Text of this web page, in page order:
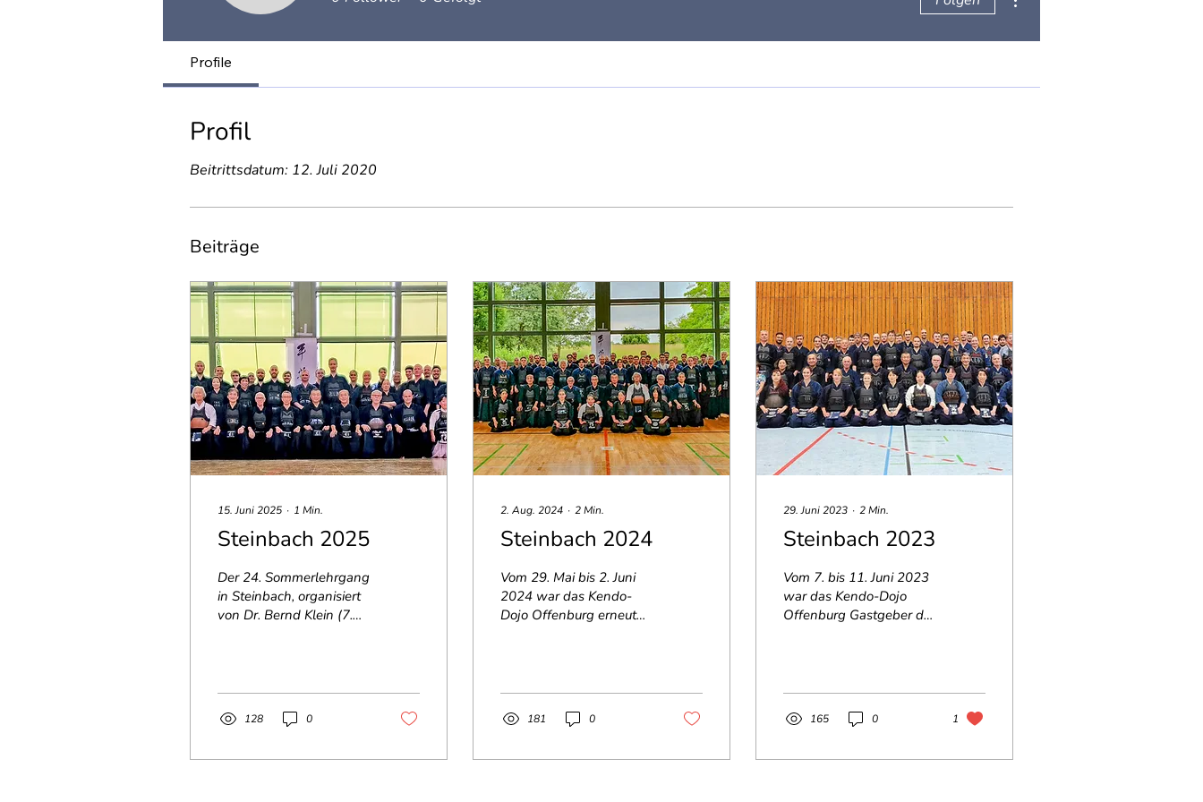
Profile
Profil
Beitrittsdatum: 12. Juli 2020
Beiträge
15. Juni 2025 ∙ 1 Min.
Steinbach 2025
Der 24. Sommerlehrgang
in Steinbach, organisiert
von Dr. Bernd Klein (7.
128 0
2. Aug. 2024 ∙ 2Min.
Steinbach 2024
Vom 29. Mai bis 2. Juni
2024 war das Kendo-
Dojo Offenburg erneut
initiiert durch Dr....
181 0
29. Juni 2023 ∙ 2Min.
Steinbach 2023
Vom 7. bis 11. Juni 2023
war das Kendo-Dojo
Offenburg Gastgeber der
165 0 1